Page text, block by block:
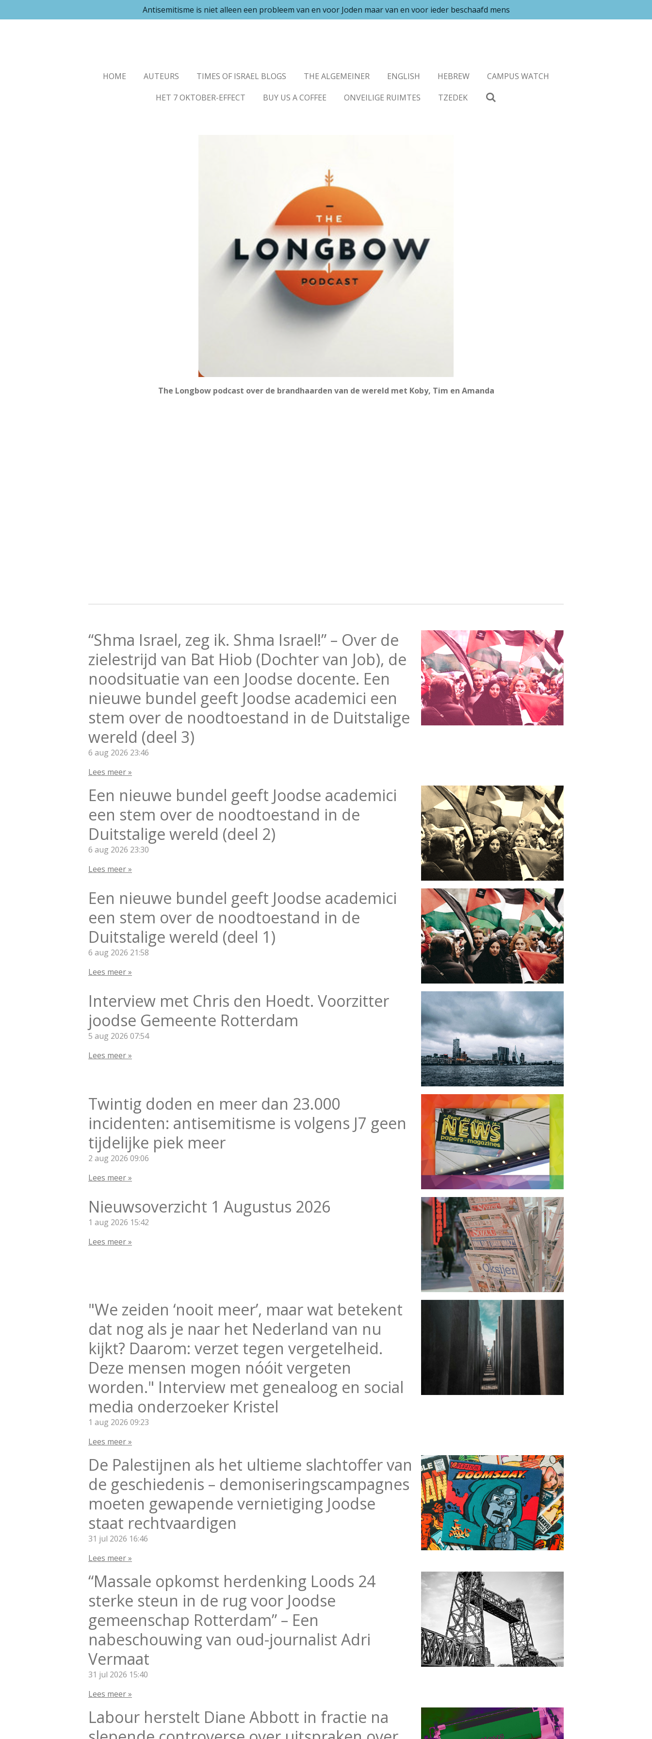
direct
Antisemitisme is niet alleen een probleem van en voor Joden maar van en voor ieder beschaafd mens
HOME AUTEURS TIMES OF ISRAEL BLOGS THE ALGEMEINER ENGLISH HEBREW
CAMPUS WATCH
HET 7 OKTOBER-EFFECT
BUY US A COFFEE ONVEILIGE RUIMTES TZEDEK
The Longbow podcast over de brandhaarden van de wereld met Koby, Tim en Amanda
“Shma Israel, zeg ik. Shma Israel!” – Over de
zielestrijd van Bat Hiob (Dochter van Job), de
noodsituatie van een Joodse docente. Een
nieuwe bundel geeft Joodse academici een
stem over de noodtoestand in de Duitstalige
wereld (deel 3)
6 aug 2026 23:46
Lees meer »
Een nieuwe bundel geeft Joodse academici
een stem over de noodtoestand in de
Duitstalige wereld (deel 2)
6 aug 2026 23:30
Lees meer »
Een nieuwe bundel geeft Joodse academici
een stem over de noodtoestand in de
Duitstalige wereld (deel 1)
6 aug 2026 21:58
Lees meer »
Interview met Chris den Hoedt. Voorzitter
joodse Gemeente Rotterdam
5 aug 2026 07:54
Lees meer »
Twintig doden en meer dan 23.000
incidenten: antisemitisme is volgens J7 geen
tijdelijke piek meer
2 aug 2026 09:06
Lees meer »
Nieuwsoverzicht 1 Augustus 2026
1 aug 2026 15:42
Lees meer »
"We zeiden ‘nooit meer’, maar wat betekent
dat nog als je naar het Nederland van nu
kijkt? Daarom: verzet tegen vergetelheid.
Deze mensen mogen nóóit vergeten
worden." Interview met genealoog en social
media onderzoeker Kristel
1 aug 2026 09:23
Lees meer »
De Palestijnen als het ultieme slachtoffer van
de geschiedenis – demoniseringscampagnes
moeten gewapende vernietiging Joodse
staat rechtvaardigen
31 jul 2026 16:46
Lees meer »
“Massale opkomst herdenking Loods 24
sterke steun in de rug voor Joodse
gemeenschap Rotterdam” – Een
nabeschouwing van oud-journalist Adri
Vermaat
31 jul 2026 15:40
Lees meer »
Labour herstelt Diane Abbott in fractie na